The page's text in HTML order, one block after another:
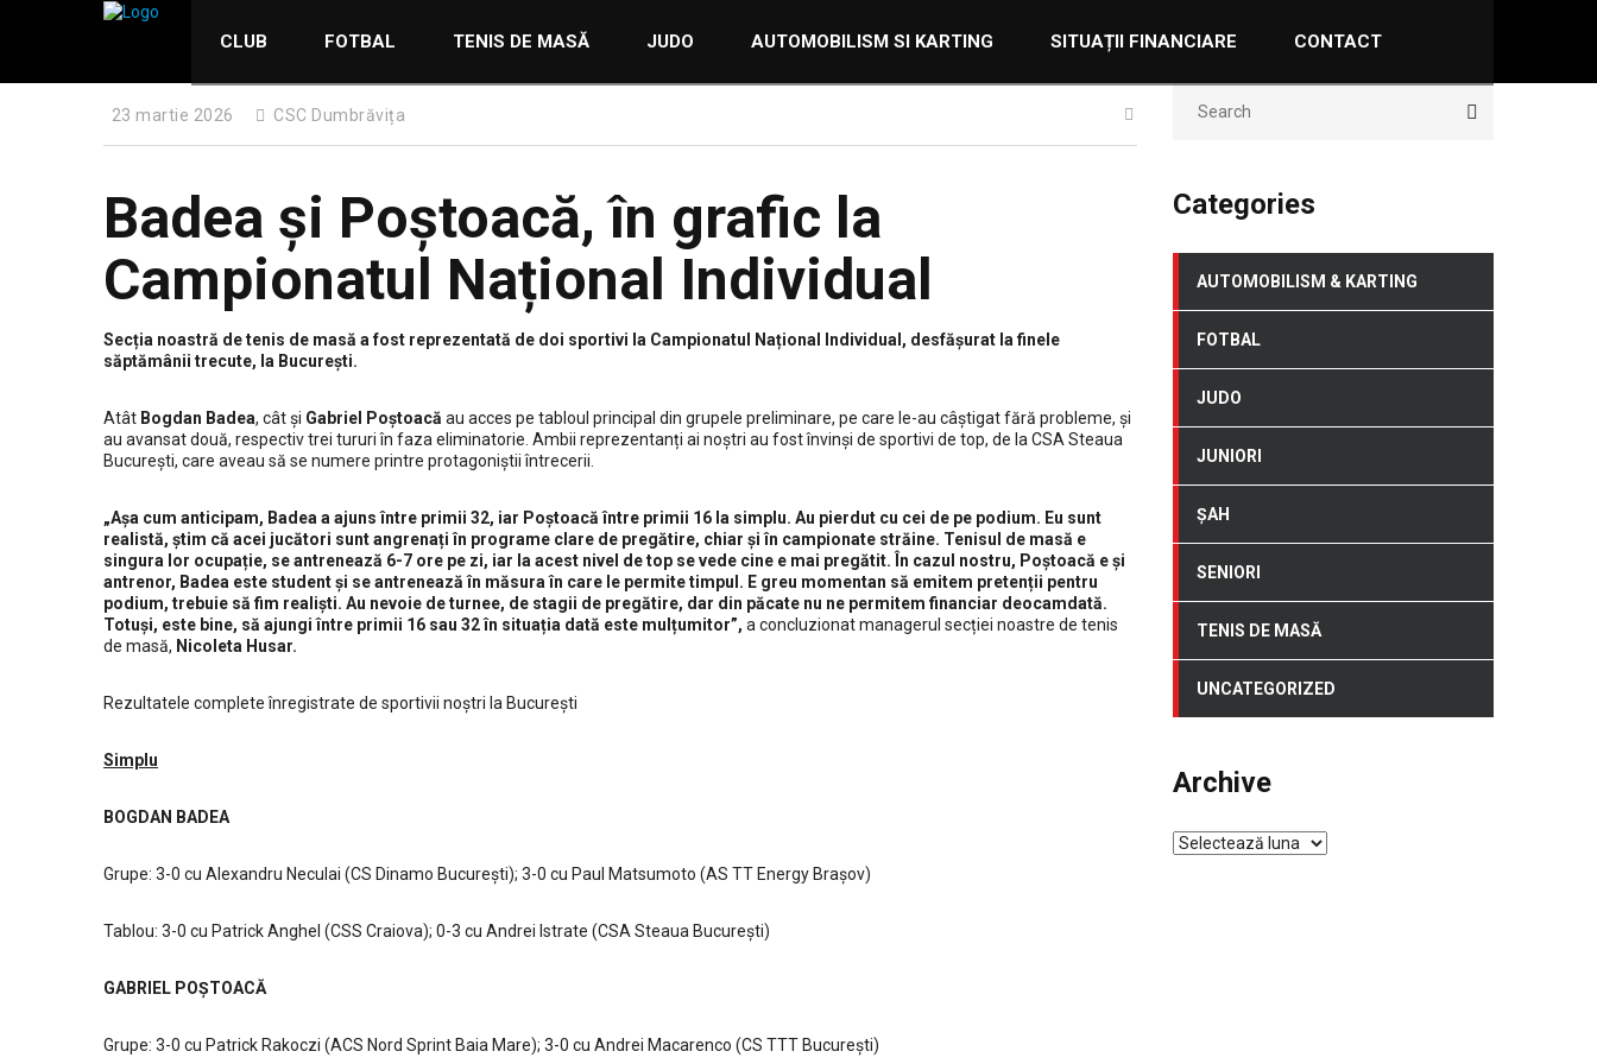
CLUB FOTBAL TENIS DE MASĂ JUDO AUTOMOBILISM SI KARTING SITUAȚII FINANCIARE CONTACT
23 martie 2026 CSC Dumbrăvița
Badea și Poștoacă, în grafic la
Campionatul Național Individual
Secția noastră de tenis de masă a fost reprezentată de doi sportivi la Campionatul Național Individual, desfășurat la finele
săptămânii trecute, la București.
Atât Bogdan Badea, cât și Gabriel Poștoacă au acces pe tabloul principal din grupele preliminare, pe care le-au câștigat fără probleme, și
au avansat două, respectiv trei tururi în faza eliminatorie. Ambii reprezentanți ai noștri au fost învinși de sportivi de top, de la CSA Steaua
București, care aveau să se numere printre protagoniștii întrecerii.
„Așa cum anticipam, Badea a ajuns între primii 32, iar Poștoacă între primii 16 la simplu. Au pierdut cu cei de pe podium. Eu sunt
realistă, știm că acei jucători sunt angrenați în programe clare de pregătire, chiar și în campionate străine. Tenisul de masă e
singura lor ocupație, se antrenează 6-7 ore pe zi, iar la acest nivel de top se vede cine e mai pregătit. În cazul nostru, Poștoacă e și
antrenor, Badea este student și se antrenează în măsura în care le permite timpul. E greu momentan să emitem pretenții pentru
podium, trebuie să fim realiști. Au nevoie de turnee, de stagii de pregătire, dar din păcate nu ne permitem financiar deocamdată.
Totuși, este bine, să ajungi între primii 16 sau 32 în situația dată este mulțumitor”, a concluzionat managerul secției noastre de tenis
de masă, Nicoleta Husar.
Rezultatele complete înregistrate de sportivii noștri la București
Simplu
BOGDAN BADEA
Grupe: 3-0 cu Alexandru Neculai (CS Dinamo București); 3-0 cu Paul Matsumoto (AS TT Energy Brașov)
Tablou: 3-0 cu Patrick Anghel (CSS Craiova); 0-3 cu Andrei Istrate (CSA Steaua București)
GABRIEL POȘTOACĂ
Grupe: 3-0 cu Patrick Rakoczi (ACS Nord Sprint Baia Mare); 3-0 cu Andrei Macarenco (CS TTT București)
Categories
AUTOMOBILISM & KARTING
FOTBAL
JUDO
JUNIORI
ȘAH
SENIORI
TENIS DE MASĂ
UNCATEGORIZED
Archive
Archive